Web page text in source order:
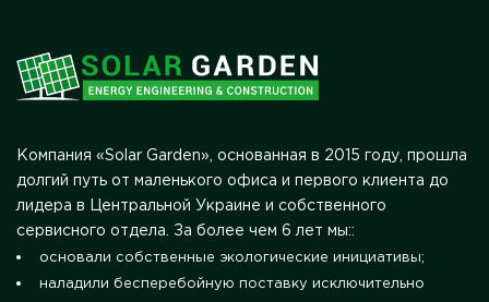
Компания «Solar Garden», основанная в 2015 году, прошла
долгий путь от маленького офиса и первого клиента до
лидера в Центральной Украине и собственного
сервисного отдела. За более чем 6 лет мы::
основали собственные экологические инициативы;
наладили бесперебойную поставку исключительно